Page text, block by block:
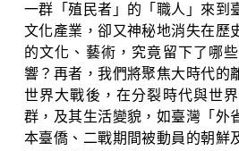
一群「殖民者」的「職人」來到
文化產業，卻又神秘地消失在歷
的文化、藝術，究竟留下了哪
響？再者，我們將聚焦大時代的
世界大戰後，在分裂時代與世
群，及其生活變貌，如臺灣「外
本臺僑、二戰期間被動員的朝鮮